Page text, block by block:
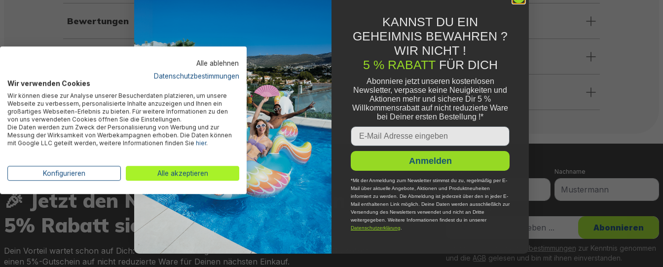
Bewertungen
Herstellerinformation
🎉 Jetzt den Newsletter abonnieren &
5% Rabatt sichern!
Dein Vorteil wartet schon auf Dich: Mit der Anmeldung zu unserem Newsletter erhältst Du sofort
einen 5%-Gutschein auf nicht reduzierte Ware für Deinen nächsten Einkauf.
E-Mail-Adresse
Vorname Nachname
Datenschutzbestimmungen zur Kenntnis genommen
und die AGB gelesen und bin mit ihnen einverstanden.
Abonnieren
Alle ablehnen
Datenschutzbestimmungen
Wir verwenden Cookies
Wir können diese zur Analyse unserer Besucherdaten platzieren, um unsere
Webseite zu verbessern, personalisierte Inhalte anzuzeigen und Ihnen ein
großartiges Webseiten-Erlebnis zu bieten. Für weitere Informationen zu den
von uns verwendeten Cookies öffnen Sie die Einstellungen.
Die Daten werden zum Zweck der Personalisierung von Werbung und zur
Messung der Wirksamkeit von Werbekampagnen erhoben. Die Daten können
mit Google LLC geteilt werden, weitere Informationen finden Sie hier.
Konfigurieren Alle akzeptieren
KANNST DU EIN
GEHEIMNIS BEWAHREN ?
WIR NICHT !
5 % RABATTFÜR DICH
Abonniere jetzt unseren kostenlosen
Newsletter, verpasse keine Neuigkeiten und
Aktionen mehr und sichere Dir 5 %
Willkommensrabatt auf nicht reduzierte Ware
bei Deiner ersten Bestellung !*
Email
Anmelden
*Mit der Anmeldung zum Newsletter stimmst du zu, regelmäßig per E-
Mail über aktuelle Angebote, Aktionen und Produktneuheiten
informiert zu werden. Die Abmeldung ist jederzeit über den in jeder E-
Mail enthaltenen Link möglich. Deine Daten werden ausschließlich zur
Versendung des Newsletters verwendet und nicht an Dritte
weitergegeben. Weitere Informationen findest du in unserer
Datenschutzerklärung